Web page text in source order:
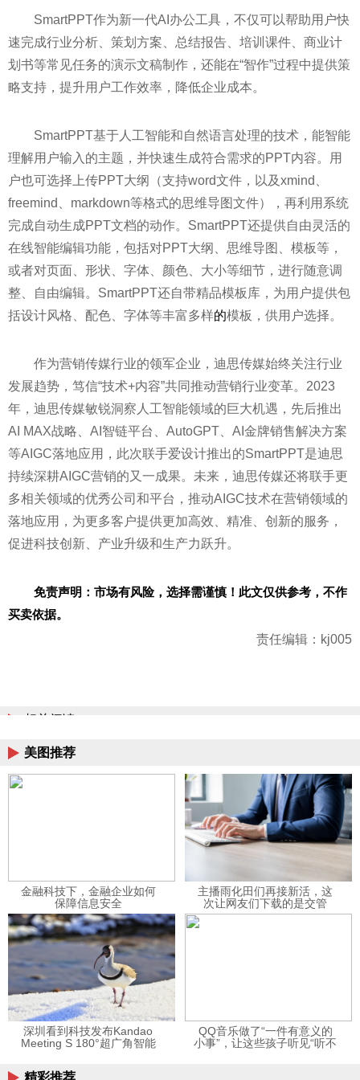
SmartPPT作为新一代AI办公工具，不仅可以帮助用户快
速完成行业分析、策划方案、 总结报告、培训课件、商业计
划书等常见任务的演示文稿制作，还能在“智作”过程中提供策
略支持，提升用户工作效率，降低企业成本。
SmartPPT基于人工智能和自然语言处理的技术，能智能
理解用户输入的主题，并快速生成符合需求的PPT内容。用
户也可选择上传PPT大纲（支持word文件，以及xmind、
freemind、markdown等格式的思维导图文件），再利用系统
完成自动生成PPT文档的动作。SmartPPT还提供自由灵活的
在线智能编辑功能，包括对PPT大纲、思维导图、模板等，
或者对页面、形状、字体、颜色、大小等细节，进行随意调
整、自由编辑。SmartPPT还自带精品模板库，为用户提供包
括设计风格、配色、字体等丰富多样的模板，供用户选择。
作为营销传媒行业的领军企业，迪思传媒始终关注行业
发展趋势，笃信“技术+内容”共同推动营销行业变革。2023
年，迪思传媒敏锐洞察人工智能领域的巨大机遇，先后推出
AI MAX战略、AI智链平台、AutoGPT、AI金牌销售解决方案
等AIGC落地应用，此次联手爱设计推出的SmartPPT是迪思
持续深耕AIGC营销的又一成果。未来，迪思传媒还将联手更
多相关领域的优秀公司和平台，推动AIGC技术在营销领域的
落地应用，为更多客户提供更加高效、精准、创新的服务，
促进科技创新、产业升级和生产力跃升。
免责声明：市场有风险，选择需谨慎！此文仅供参考，不作
买卖依据。
责任编辑：kj005
相关阅读
美图推荐
金融科技下，金融企业如何
保障信息安全
主播雨化田们再接新活，这
次让网友们下载的是交管
12123APP
深圳看到科技发布Kandao
Meeting S 180°超广角智能
QQ音乐做了“一件有意义的
小事”，让这些孩子听见“听不
精彩推荐